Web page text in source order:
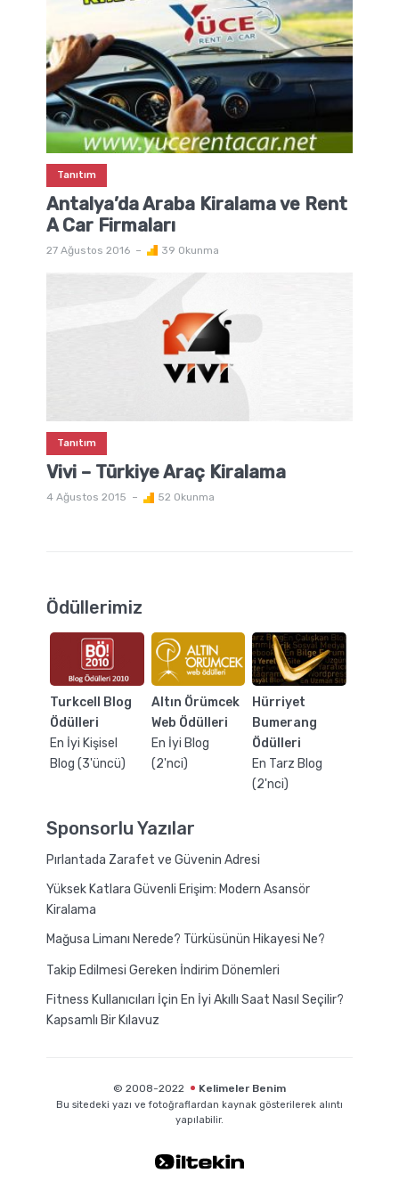
Tanıtım
Antalya’da Araba Kiralama ve Rent
A Car Firmaları
27 Ağustos 2016 39 Okunma
Tanıtım
Vivi – Türkiye Araç Kiralama
4 Ağustos 2015 52 Okunma
Ödüllerimiz
Turkcell Blog
Ödülleri
En İyi Kişisel
Blog (3'üncü)
Altın Örümcek
Web Ödülleri
En İyi Blog
(2'nci)
Hürriyet
Bumerang
Ödülleri
En Tarz Blog
(2'nci)
Sponsorlu Yazılar
Pırlantada Zarafet ve Güvenin Adresi
Yüksek Katlara Güvenli Erişim: Modern Asansör
Kiralama
Mağusa Limanı Nerede? Türküsünün Hikayesi Ne?
Takip Edilmesi Gereken İndirim Dönemleri
Fitness Kullanıcıları İçin En İyi Akıllı Saat Nasıl Seçilir?
Kapsamlı Bir Kılavuz
© 2008-2022 Kelimeler Benim
Bu sitedeki yazı ve fotoğraflardan kaynak gösterilerek alıntı
yapılabilir.